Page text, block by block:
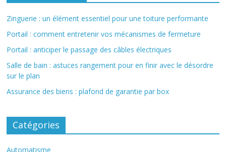
Zinguerie : un élément essentiel pour une toiture performante
Portail : comment entretenir vos mécanismes de fermeture
Portail : anticiper le passage des câbles électriques
Salle de bain : astuces rangement pour en finir avec le désordre
sur le plan
Assurance des biens : plafond de garantie par box
Catégories
Automatisme